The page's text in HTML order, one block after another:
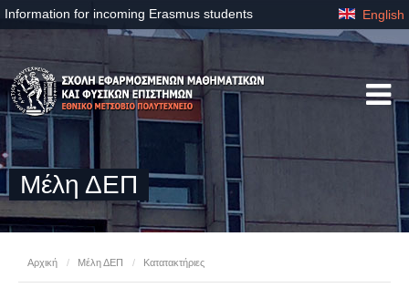
Information for incoming Erasmus students English
Μέλη ΔΕΠ
Αρχική / Μέλη ΔΕΠ / Κατατακτήριες